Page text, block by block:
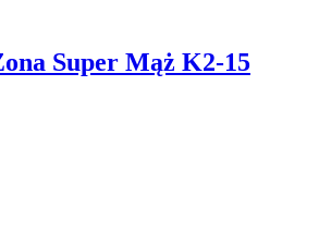
Super Mąż K2-15